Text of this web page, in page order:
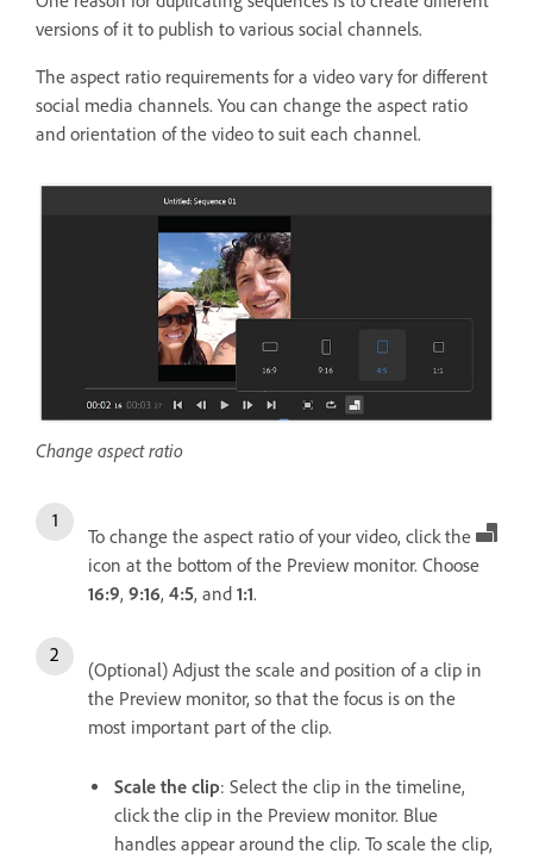
versions of it to publish to various social channels.
The aspect ratio requirements for a video vary for different
social media channels. You can change the aspect ratio
and orientation of the video to suit each channel.
Change aspect ratio
To change the aspect ratio of your video, click the
icon at the bottom of the Preview monitor. Choose
16:9, 9:16, 4:5, and 1:1.
(Optional) Adjust the scale and position of a clip in
the Preview monitor, so that the focus is on the
most important part of the clip.
Scale the clip: Select the clip in the timeline,
click the clip in the Preview monitor. Blue
handles appear around the clip. To scale the clip,